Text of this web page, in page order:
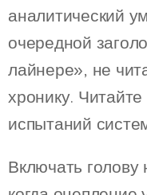
аналитический
очередной
лайнере», не
хронику. Читайте
испытаний
Включать голову